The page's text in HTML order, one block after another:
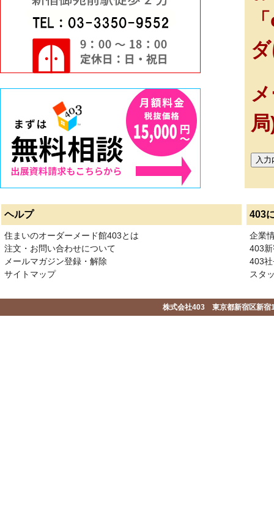
ヘルプ 403
住まいのオーダーメード館403とは
注文・お問い合わせについて
メールマガジン登録・解除
サイトマップ
企業
403
403
スタ
株式会社403 東京都新宿区新